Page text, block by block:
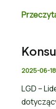
2025-06-18
LGD –